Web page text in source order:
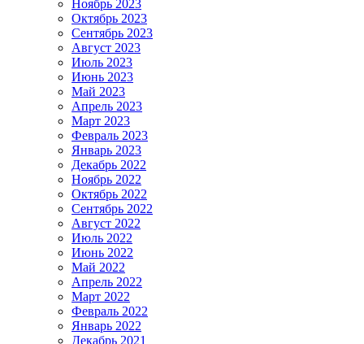
Ноябрь 2023
Октябрь 2023
Сентябрь 2023
Август 2023
Июль 2023
Июнь 2023
Май 2023
Апрель 2023
Март 2023
Февраль 2023
Январь 2023
Декабрь 2022
Ноябрь 2022
Октябрь 2022
Сентябрь 2022
Август 2022
Июль 2022
Июнь 2022
Май 2022
Апрель 2022
Март 2022
Февраль 2022
Январь 2022
Декабрь 2021